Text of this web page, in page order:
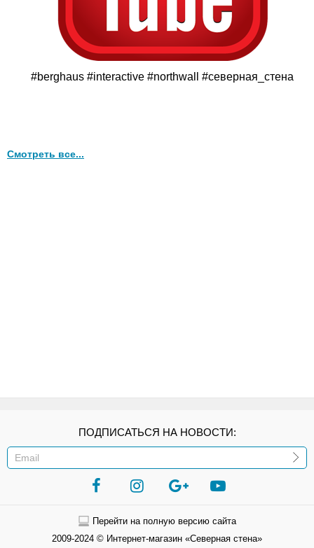
#berghaus #interactive #northwall #северная_стена
Смотреть все...
ПОДПИСАТЬСЯ НА НОВОСТИ:
Перейти на полную версию сайта
2009-2024 © Интернет-магазин «Северная стена»